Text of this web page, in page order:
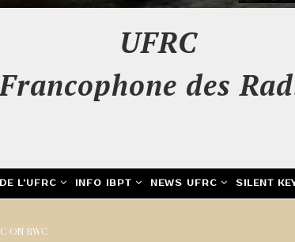
UFRC
des
L’UFRC INFO IBPT NEWS UFRC SILENT
ON-RWC